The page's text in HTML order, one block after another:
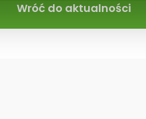
Wróć do aktualności